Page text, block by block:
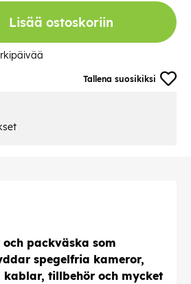
Tallena suosikiksi
Lisää ostoskoriin
och packväska som
spegelfria kameror,
kablar, tillbehör och mycket